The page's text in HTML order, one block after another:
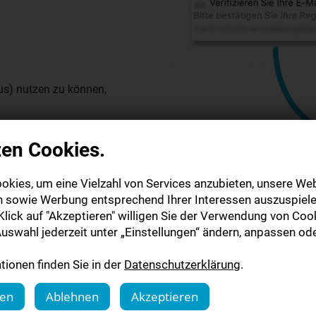
nutzen zu können,
zugesendet. Bitte
Adresse. Nach
Lesen starten!
viel Spaß beim
Cookies.
um eine Vielzahl von Services anzubieten, unsere
sowie Werbung entsprechend Ihrer Interessen
auf "Akzeptieren" willigen Sie der Verwendung von
jederzeit unter „Einstellungen“ ändern, anpassen
finden Sie in der Datenschutzerklärung.
Ablehnen Akzeptieren